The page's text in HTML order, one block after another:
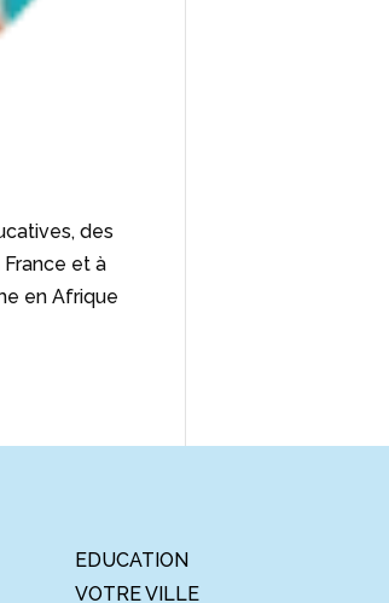
des
et à
en Afrique
EDUCATION
VOTRE VILLE